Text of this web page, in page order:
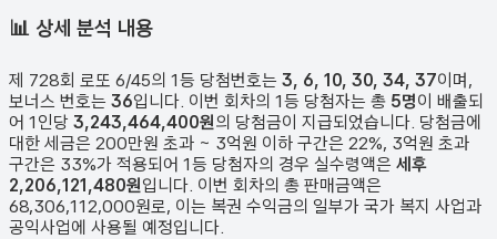
📊 상세 분석 내용
제 728회 로또 6/45의 1등 당첨번호는 3, 6, 10, 30, 34, 37이며,
보너스 번호는 36입니다. 이번 회차의 1등 당첨자는 총 5명이 배출되
어 1인당 3,243,464,400원의 당첨금이 지급되었습니다. 당첨금에
대한 세금은 200만원 초과 ~ 3억원 이하 구간은 22%, 3억원 초과
구간은 33%가 적용되어 1등 당첨자의 경우 실수령액은 세후
2,206,121,480원입니다. 이번 회차의 총 판매금액은
68,306,112,000원로, 이는 복권 수익금의 일부가 국가 복지 사업과
공익사업에 사용될 예정입니다.